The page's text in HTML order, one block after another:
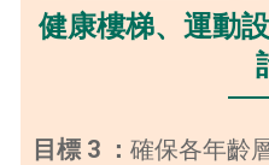
健康樓梯、運動
目標 3 ： 確保各年齡